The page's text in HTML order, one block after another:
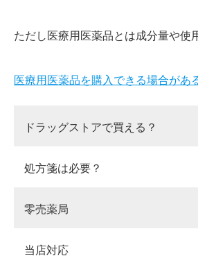
ただし医療用医薬品とは成分量や使
医療用医薬品を購入できる場合があ
ドラッグストアで買える？
処方箋は必要？
零売薬局
当店対応